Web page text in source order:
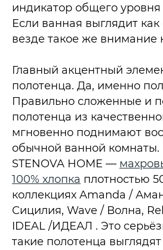
индикатор общего
Если ванная выглядит
везде такое же внимание
Главный акцентный
полотенца. Да, именно
Правильно сложенные и
полотенца из
мгновенно поднимают
обычной ванной комнаты.
STENOVA HOME —
100% хлопка плотностью
коллекциях Amanda /
Сицилия, Wave / Волна,
IDEAL /ИДЕАЛ . Это
такие полотенца